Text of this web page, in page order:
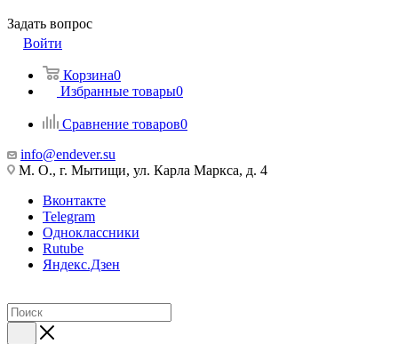
Задать вопрос
Войти
Корзина0
Избранные товары0
Сравнение товаров0
info@endever.su
М. О., г. Мытищи, ул. Карла Маркса, д. 4
Вконтакте
Telegram
Одноклассники
Rutube
Яндекс.Дзен